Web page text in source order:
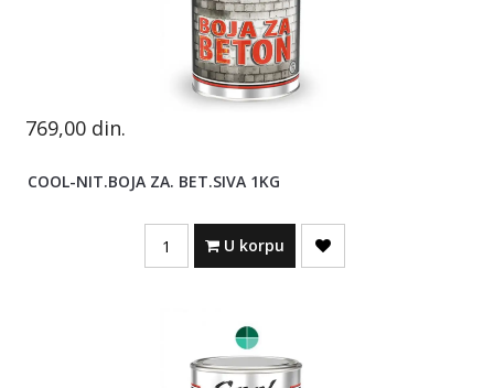
769,00 din.
COOL-NIT.BOJA ZA. BET.SIVA 1KG
U korpu